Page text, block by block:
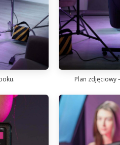
Plan zdjęciowy